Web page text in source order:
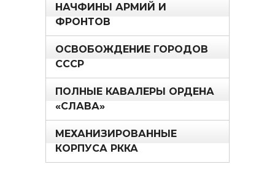
НАЧФИНЫ АРМИЙ И
ФРОНТОВ
ОСВОБОЖДЕНИЕ ГОРОДОВ
СССР
ПОЛНЫЕ КАВАЛЕРЫ ОРДЕНА
«СЛАВА»
МЕХАНИЗИРОВАННЫЕ
КОРПУСА РККА